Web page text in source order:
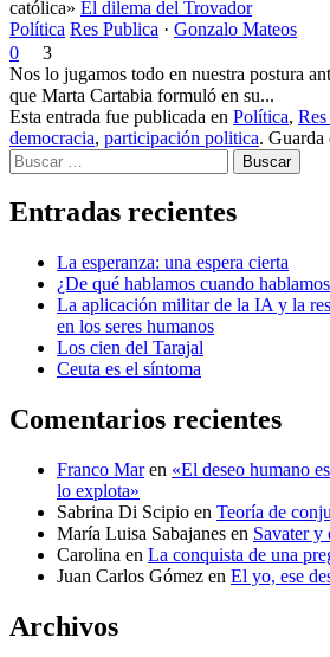
católica» El dilema del Trovador
Política Res Publica · Gonzalo Mateos
0
3
Nos lo jugamos todo en nuestra postura
que Marta Cartabia formuló en su...
Esta entrada fue publicada en Política,
democracia, participación politica. Guarda
Buscar
Entradas recientes
La esperanza: una espera cierta
¿De qué hablamos cuando
La aplicación militar de la IA y la
en los seres humanos
Los cien del Tarajal
Ceuta es el síntoma
Comentarios recientes
Franco Maren «El deseo humano
lo explota»
Sabrina Di Scipio en Teoría de
María Luisa Sabajanes en Savater y
Carolina en La conquista de una
Juan Carlos Gómez en El yo, ese
Archivos